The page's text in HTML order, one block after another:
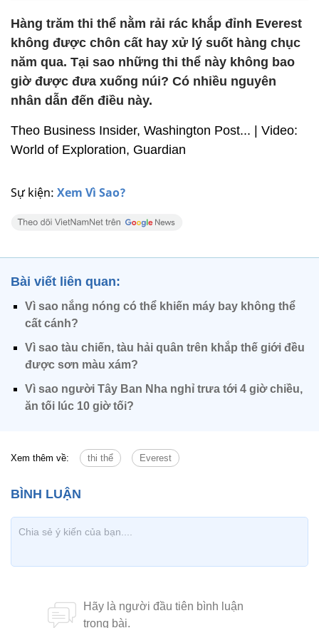
Sự kiện: Xem Vì Sao?
Hàng trăm thi thể nằm rải rác khắp đỉnh Everest
không được chôn cất hay xử lý suốt hàng chục
năm qua. Tại sao những thi thể này không bao
giờ được đưa xuống núi? Có nhiều nguyên
nhân dẫn đến điều này.
Theo Business Insider, Washington Post... | Video:
World of Exploration, Guardian
Bài viết liên quan:
Vì sao nắng nóng có thể khiến máy bay không thể
cất cánh?
Vì sao tàu chiến, tàu hải quân trên khắp thế giới đều
được sơn màu xám?
Vì sao người Tây Ban Nha nghỉ trưa tới 4 giờ chiều,
ăn tối lúc 10 giờ tối?
Xem thêm về: thi thể Everest